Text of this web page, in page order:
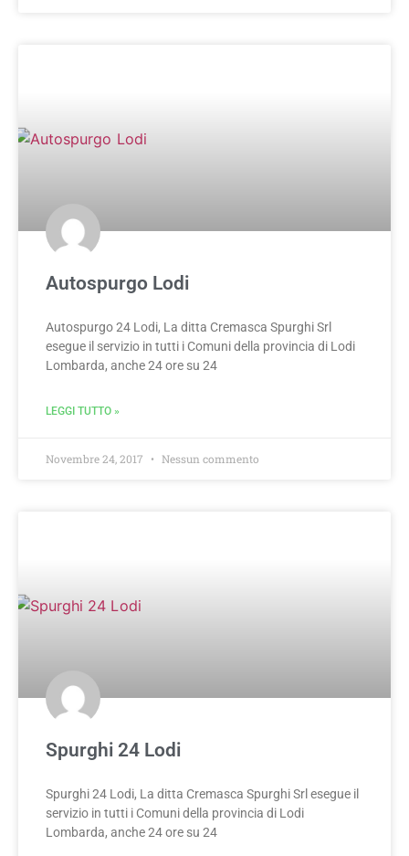
Autospurgo Lodi
Autospurgo 24 Lodi, La ditta Cremasca Spurghi Srl
esegue il servizio in tutti i Comuni della provincia di Lodi
Lombarda, anche 24 ore su 24
LEGGI TUTTO »
Novembre 24, 2017 Nessun commento
Spurghi 24 Lodi
Spurghi 24 Lodi, La ditta Cremasca Spurghi Srl esegue il
servizio in tutti i Comuni della provincia di Lodi
Lombarda, anche 24 ore su 24